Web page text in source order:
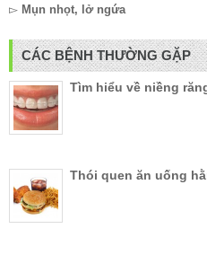
▻ Mụn nhọt, lở ngứa
CÁC BỆNH THƯỜNG GẶP
Tìm hiểu về niềng
Thói quen ăn uống